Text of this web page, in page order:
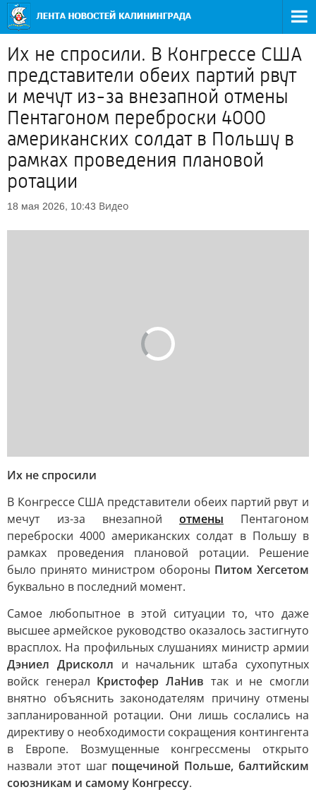
Их не спросили. В Конгрессе США
представители обеих партий рвут
и мечут из-за внезапной отмены
Пентагоном переброски 4000
американских солдат в Польшу в
рамках проведения плановой
ротации
18 мая 2026, 10:43 Видео
Их не спросили
В Конгрессе США представители обеих партий рвут и
мечут из-за внезапной отмены Пентагоном
переброски 4000 американских солдат в Польшу в
рамках проведения плановой ротации. Решение
было принято министром обороны Питом Хегсетом
буквально в последний момент.
Самое любопытное в этой ситуации то, что даже
высшее армейское руководство оказалось застигнуто
врасплох. На профильных слушаниях министр армии
Дэниел Дрисколл и начальник штаба сухопутных
войск генерал Кристофер ЛаНив так и не смогли
внятно объяснить законодателям причину отмены
запланированной ротации. Они лишь сослались на
директиву о необходимости сокращения контингента
в Европе. Возмущенные конгрессмены открыто
назвали этот шаг пощечиной Польше, балтийским
союзникам и самому Конгрессу.